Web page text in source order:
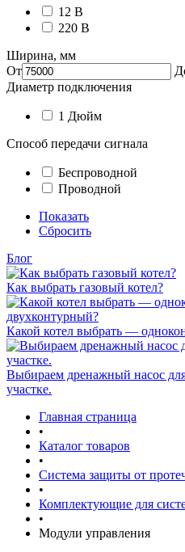
12 В
220 В
Ширина, мм
От
Диаметр подключения
1 Дюйм
Способ передачи сигнала
Беспроводной
Проводной
Показать
Сбросить
Блог
Как выбрать газовый котел?
Какой котел выбрать —
Выбираем дренажный насос
участке.
Главная страница
•
Каталог товаров
•
Система защиты от
•
Комплектующие для
•
Модули управления